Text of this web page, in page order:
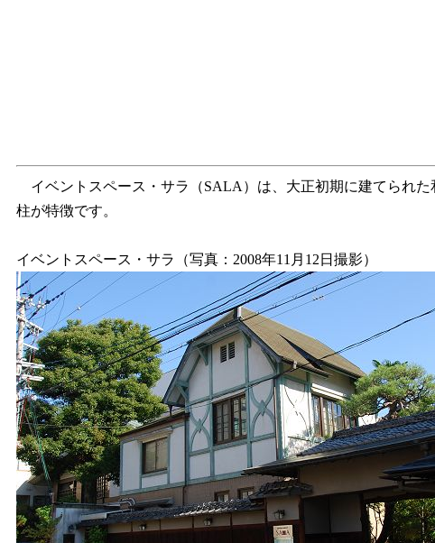
イベントスペース・サラ（SALA）は、大正初期に建てられ
柱が特徴です。
イベントスペース・サラ（写真：2008年11月12日撮影）